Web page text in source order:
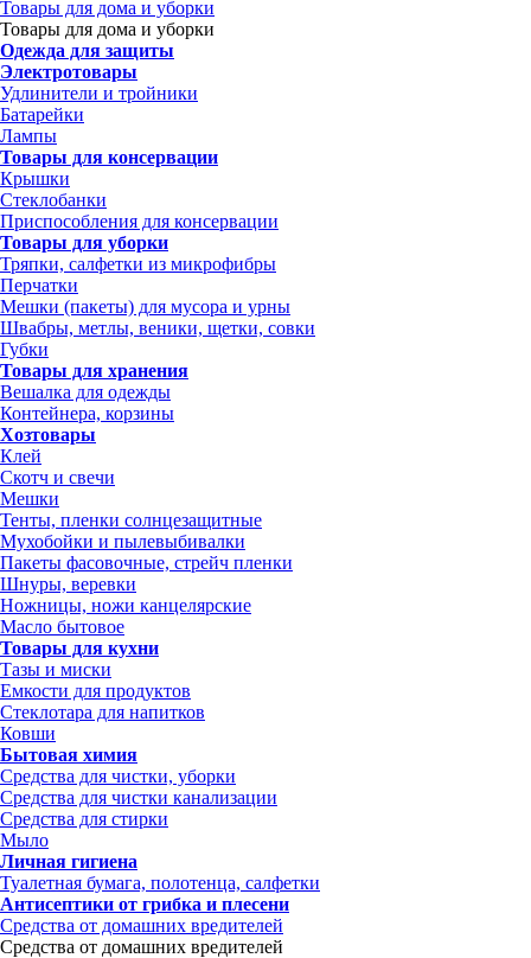
Товары для дома и уборки
Товары для дома и уборки
Одежда для защиты
Электротовары
Удлинители и тройники
Батарейки
Лампы
Товары для консервации
Крышки
Стеклобанки
Приспособления для консервации
Товары для уборки
Тряпки, салфетки из микрофибры
Перчатки
Мешки (пакеты) для мусора и урны
Швабры, метлы, веники, щетки, совки
Губки
Товары для хранения
Вешалка для одежды
Контейнера, корзины
Хозтовары
Клей
Скотч и свечи
Мешки
Тенты, пленки солнцезащитные
Мухобойки и пылевыбивалки
Пакеты фасовочные, стрейч пленки
Шнуры, веревки
Ножницы, ножи канцелярские
Масло бытовое
Товары для кухни
Тазы и миски
Емкости для продуктов
Стеклотара для напитков
Ковши
Бытовая химия
Средства для чистки, уборки
Средства для чистки канализации
Средства для стирки
Мыло
Личная гигиена
Туалетная бумага, полотенца, салфетки
Антисептики от грибка и плесени
Средства от домашних вредителей
Средства от домашних вредителей